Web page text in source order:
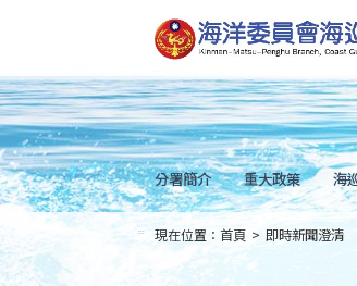
到
主
要
內
容
Skip
to
main
content
分署簡介 重大政策 海
::: 現在位置： 首頁 > 即時新聞澄清